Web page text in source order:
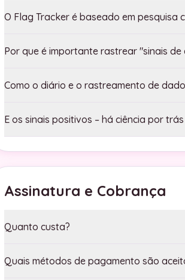
O Flag Tracker é baseado em pesquisa
Por que é importante rastrear "sinais de
Como o diário e o rastreamento de
E os sinais positivos – há ciência por
Assinatura e Cobrança
Quanto custa?
Quais métodos de pagamento são